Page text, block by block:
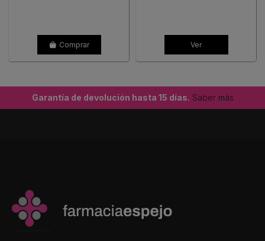
Comprar Ver
Garantía de devolución hasta 15 días. Saber más